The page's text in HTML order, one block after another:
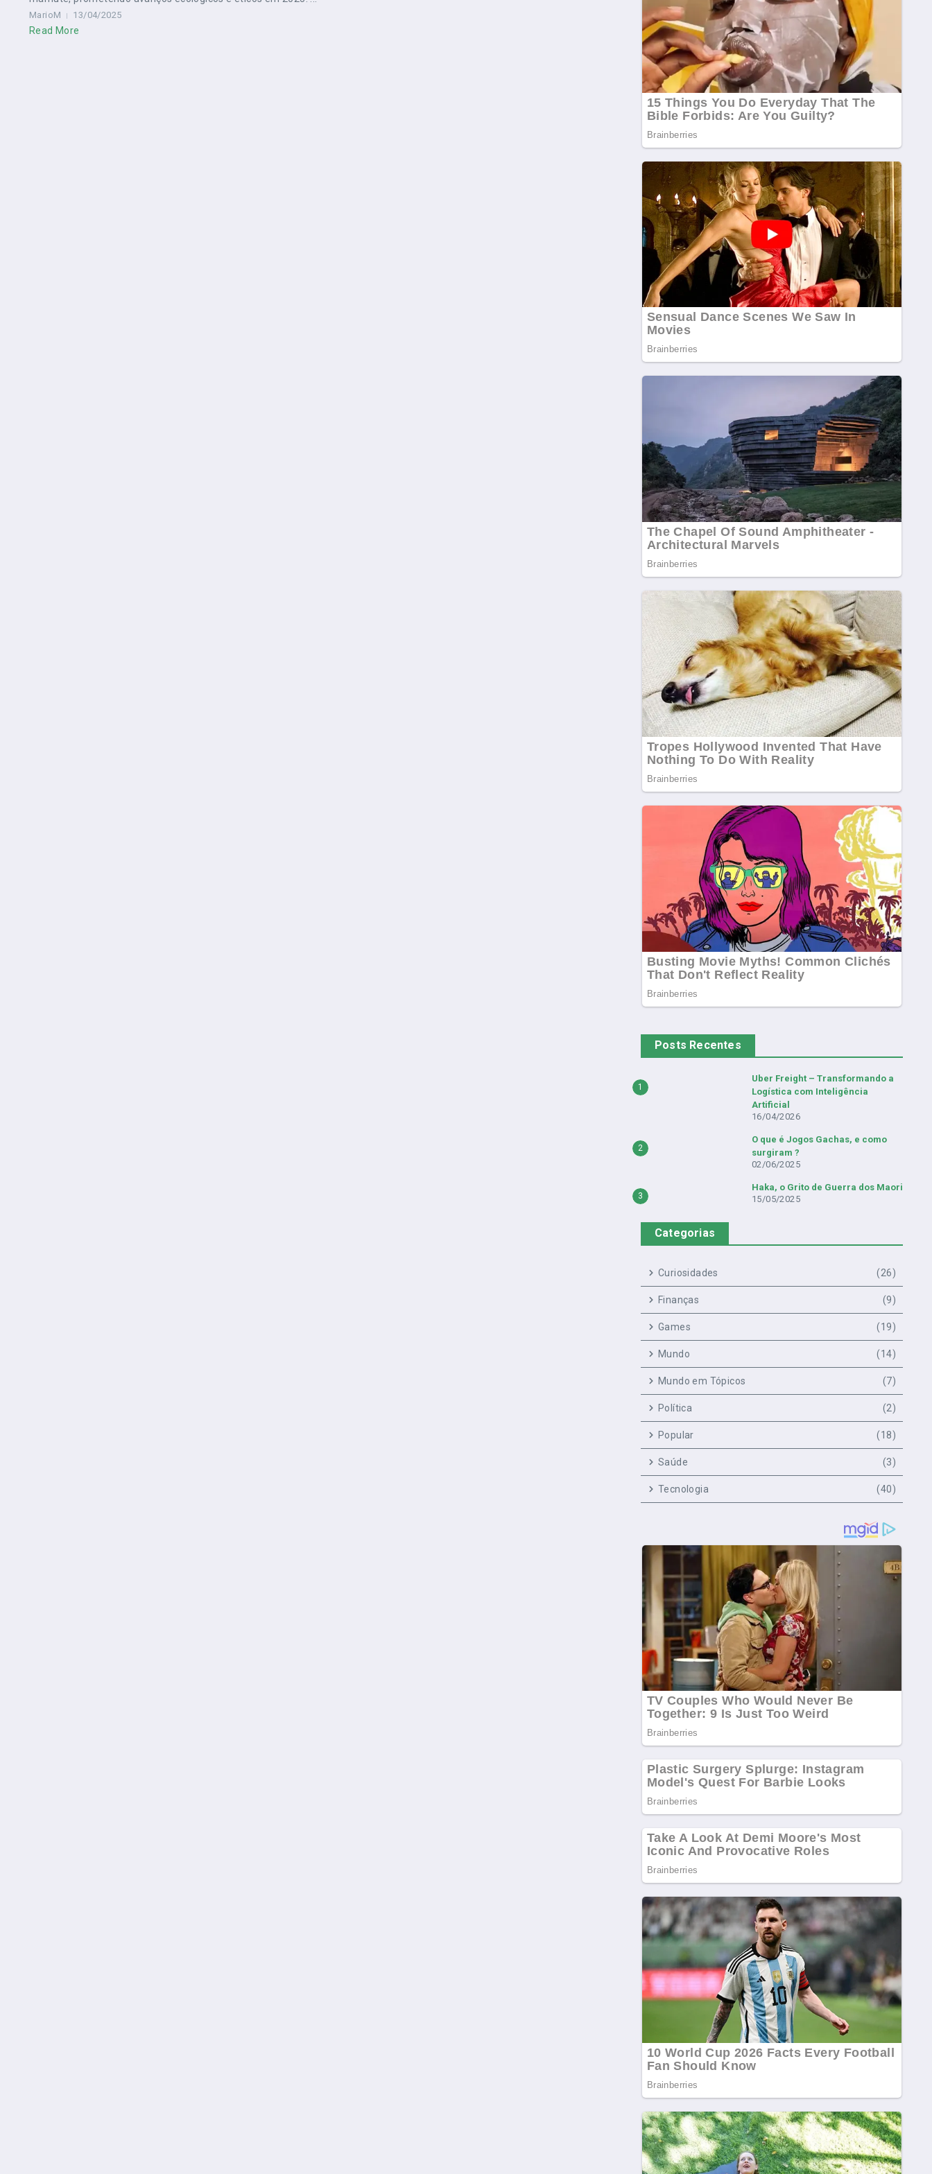
MarioM 13/04/2025
Read More
Posts Recentes
1
Uber Freight – Transformando a
Logística com Inteligência
Artificial
16/04/2026
2
O que é Jogos Gachas, e como
surgiram ?
02/06/2025
3
Haka, o Grito de Guerra dos Maori
15/05/2025
Categorias
Curiosidades (26)
Finanças (9)
Games (19)
Mundo (14)
Mundo em Tópicos (7)
Política (2)
Popular (18)
Saúde (3)
Tecnologia (40)